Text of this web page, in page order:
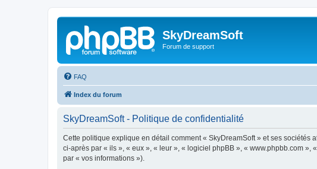
SkyDreamSoft
Forum de support
FAQ
Index du forum
SkyDreamSoft - Politique de confidentialité
Cette politique explique en détail comment « SkyDreamSoft » et ses sociétés
ci-après par « ils », « eux », « leur », « logiciel phpBB », « www.phpbb.com
par « vos informations »).